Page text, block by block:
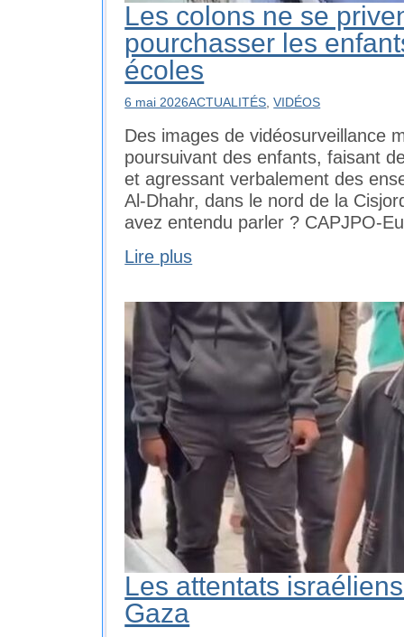
Les colons ne se
pourchasser les
écoles
6 mai 2026ACTUALITÉS,VIDÉOS
Des images de vidéosurveillance
poursuivant des enfants, faisant
et agressant verbalement des
Al-Dhahr, dans le nord de la
avez entendu parler ? CAPJPO-
Lire plus
Les attentats
Gaza